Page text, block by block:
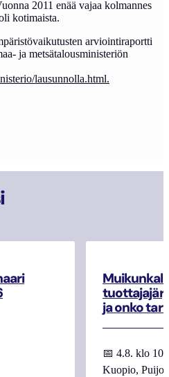
2011 enää vajaa kolmannes
kotimaista.
arviointiraportti
ja metsätalousministeriön
lausunnolla.html.
ja onko
📅 4.8. klo
Kuopio,